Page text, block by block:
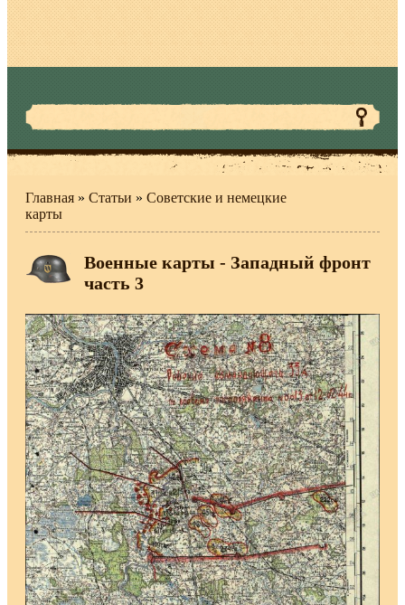
Главная » Статьи » Советские и немецкие
карты
Военные карты - Западный фронт
часть 3